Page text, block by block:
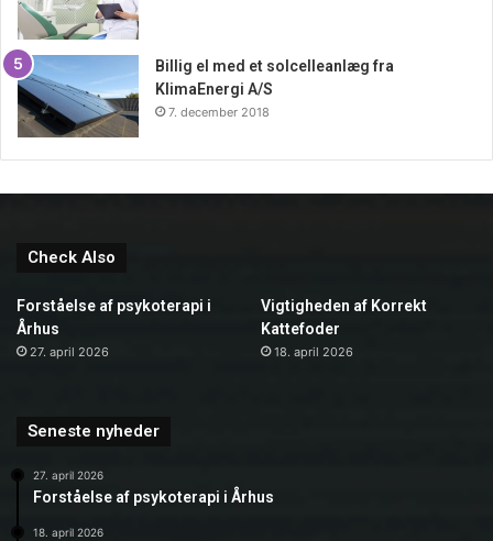
Billig el med et solcelleanlæg fra
KlimaEnergi A/S
7. december 2018
Check Also
Forståelse af psykoterapi i
Århus
27. april 2026
Vigtigheden af Korrekt
Kattefoder
18. april 2026
Seneste nyheder
27. april 2026
Forståelse af psykoterapi i Århus
18. april 2026